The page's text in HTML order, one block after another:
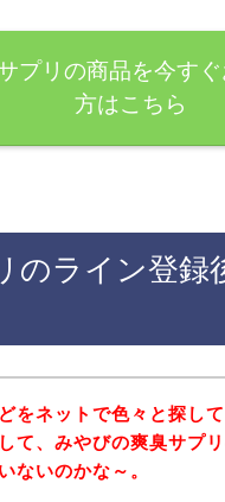
プリの商品を今す
方はこちら
のライン登録
をネットで色々と探し
て、みやびの爽臭サプ
ないのかな～。